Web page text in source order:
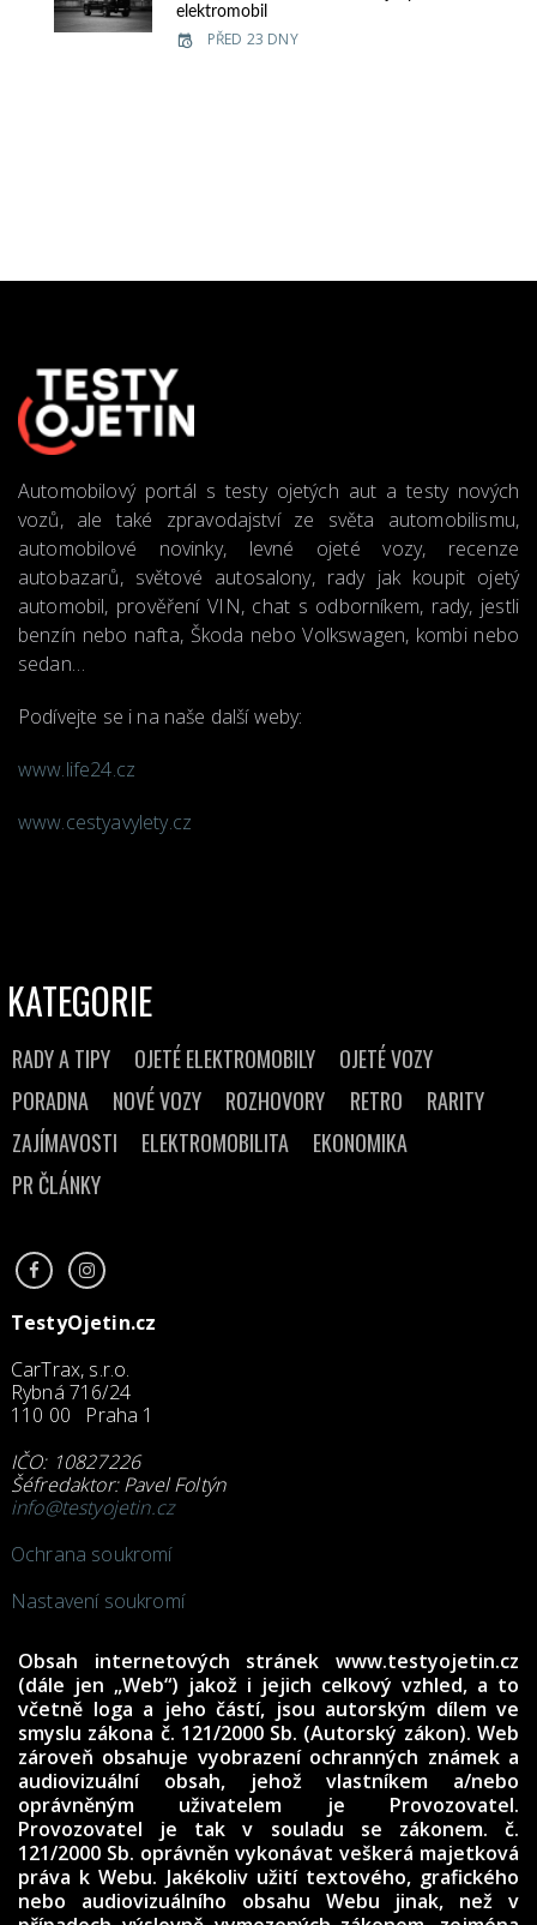
elektromobil
PŘED 23 DNY
Automobilový portál s testy ojetých aut a testy nových
vozů, ale také zpravodajství ze světa automobilismu,
automobilové novinky, levné ojeté vozy, recenze
autobazarů, světové autosalony, rady jak koupit ojetý
automobil, prověření VIN, chat s odborníkem, rady, jestli
benzín nebo nafta, Škoda nebo Volkswagen, kombi nebo
sedan…
Podívejte se i na naše další weby:
www.life24.cz
www.cestyavylety.cz
KATEGORIE
RADY A TIPY OJETÉ ELEKTROMOBILY
OJETÉ VOZY
PORADNA
NOVÉ VOZY ROZHOVORY RETRO
RARITY
ZAJÍMAVOSTI
ELEKTROMOBILITA
EKONOMIKA
PR ČLÁNKY
TestyOjetin.cz
CarTrax, s.r.o.
Rybná 716/24
110 00 Praha 1
IČO: 10827226
Šéfredaktor: Pavel Foltýn
info@testyojetin.cz
Ochrana soukromí
Nastavení soukromí
Obsah internetových stránek www.testyojetin.cz
(dále jen „Web“) jakož i jejich celkový vzhled, a to
včetně loga a jeho částí, jsou autorským dílem ve
smyslu zákona č. 121/2000 Sb. (Autorský zákon). Web
zároveň obsahuje vyobrazení ochranných známek a
audiovizuální obsah, jehož vlastníkem a/nebo
oprávněným uživatelem je Provozovatel.
Provozovatel je tak v souladu se zákonem. č.
121/2000 Sb. oprávněn vykonávat veškerá majetková
práva k Webu. Jakékoliv užití textového, grafického
nebo audiovizuálního obsahu Webu jinak, než v